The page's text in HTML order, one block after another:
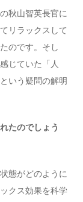
秋山智英長官に
リラックスして
のです。そし
じていた「人
いう疑問の解明
たのでしょう
態がどのように
クス効果を科学